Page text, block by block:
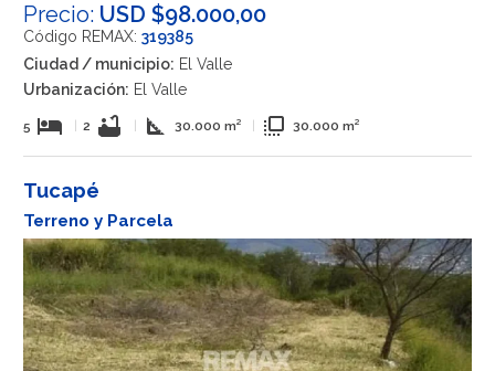
Precio: USD $98.000,00
Código REMAX: 319385
Ciudad / municipio: El Valle
Urbanización: El Valle
5 hotel 2 bathtub square_foot 30.000 m² flip_to_front 30.000 m²
Tucapé
Terreno y Parcela